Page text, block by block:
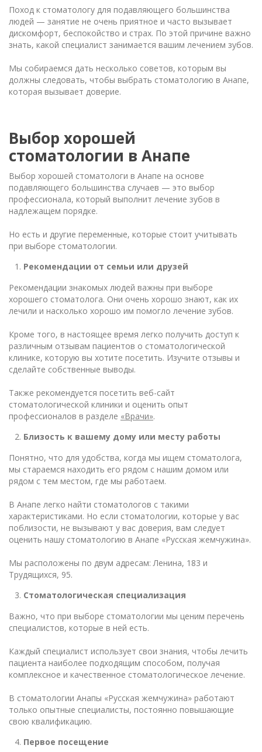
Поход к стоматологу для подавляющего большинства
людей — занятие не очень приятное и часто вызывает
дискомфорт, беспокойство и страх. По этой причине важно
знать, какой специалист занимается вашим лечением зубов.
Мы собираемся дать несколько советов, которым вы
должны следовать, чтобы выбрать стоматологию в Анапе,
которая вызывает доверие.
Выбор хорошей
стоматологии в Анапе
Выбор хорошей стоматологи в Анапе на основе
подавляющего большинства случаев — это выбор
профессионала, который выполнит лечение зубов в
надлежащем порядке.
Но есть и другие переменные, которые стоит учитывать
при выборе стоматологии.
Рекомендации от семьи или друзей
Рекомендации знакомых людей важны при выборе
хорошего стоматолога. Они очень хорошо знают, как их
лечили и насколько хорошо им помогло лечение зубов.
Кроме того, в настоящее время легко получить доступ к
различным отзывам пациентов о стоматологической
клинике, которую вы хотите посетить. Изучите отзывы и
сделайте собственные выводы.
Также рекомендуется посетить веб-сайт
стоматологической клиники и оценить опыт
профессионалов в разделе «Врачи».
Близость к вашему дому или месту работы
Понятно, что для удобства, когда мы ищем стоматолога,
мы стараемся находить его рядом с нашим домом или
рядом с тем местом, где мы работаем.
В Анапе легко найти стоматологов с такими
характеристиками. Но если стоматологии, которые у вас
поблизости, не вызывают у вас доверия, вам следует
оценить нашу стоматологию в Анапе «Русская жемчужина».
Мы расположены по двум адресам: Ленина, 183 и
Трудящихся, 95.
Стоматологическая специализация
Важно, что при выборе стоматологии мы ценим перечень
специалистов, которые в ней есть.
Каждый специалист использует свои знания, чтобы лечить
пациента наиболее подходящим способом, получая
комплексное и качественное стоматологическое лечение.
В стоматологии Анапы «Русская жемчужина» работают
только опытные специалисты, постоянно повышающие
свою квалификацию.
Первое посещение